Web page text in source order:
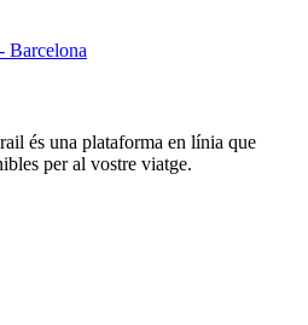
Barcelona
és una plataforma en línia que
per al vostre viatge.